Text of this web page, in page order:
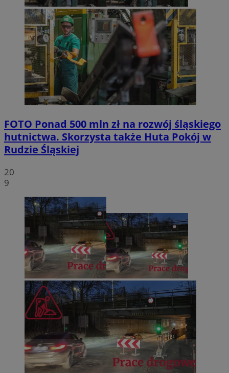
FOTO Ponad 500 mln zł na rozwój śląskiego
hutnictwa. Skorzysta także Huta Pokój w
Rudzie Śląskiej
20
9